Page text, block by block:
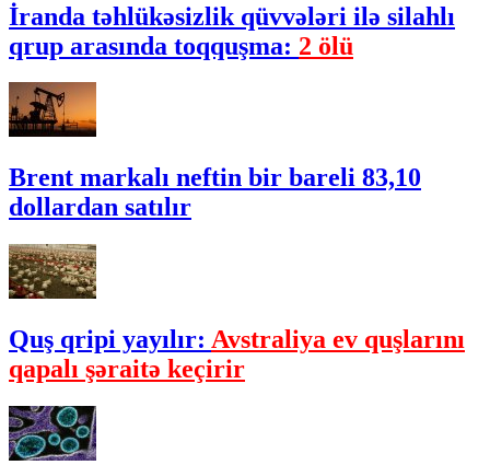
İranda təhlükəsizlik qüvvələri ilə silahlı
qrup arasında toqquşma: 2 ölü
Brent markalı neftin bir bareli 83,10
dollardan satılır
Quş qripi yayılır: Avstraliya ev quşlarını
qapalı şəraitə keçirir